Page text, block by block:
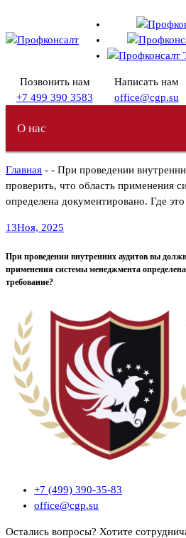
содержимому
Позвонить нам
+7 499 390 3583
Написать нам
office@cgp.su
О нас
Главная - - При проведении
проверить, что область применения
определена документировано. Где
13Ноя, 2025
При проведении внутренних аудитов вы
применения системы менеджмента
требование?
+7 (499) 390-35-83
office@cgp.su
Остались вопросы? Хотите